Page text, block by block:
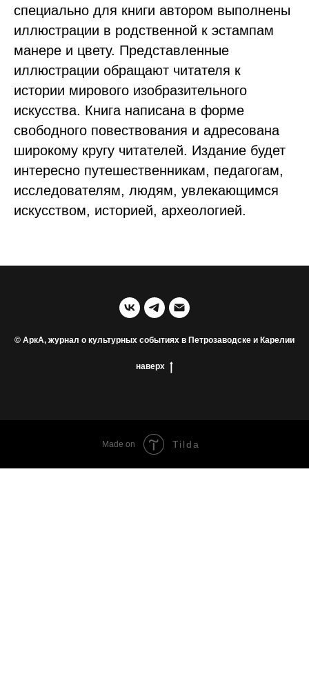
специально для книги автором выполнены
иллюстрации в родственной к эстампам
манере и цвету. Представленные
иллюстрации обращают читателя к
истории мирового изобразительного
искусства. Книга написана в форме
свободного повествования и адресована
широкому кругу читателей. Издание будет
интересно путешественникам, педагогам,
исследователям, людям, увлекающимся
искусством, историей, археологией.
© АркА, журнал о культурных событиях в Петрозаводске и Карелии
наверх
Made on Tilda